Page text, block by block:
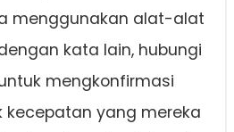
menggunakan alat-alat
kata lain, hubungi
mengkonfirmasi
yang mereka